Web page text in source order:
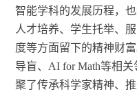
智能学科的发展历程，
人才培养、学生托举、
度等方面留下的精神财
导盲、 AI for Math等相
聚了传承科学家精神、